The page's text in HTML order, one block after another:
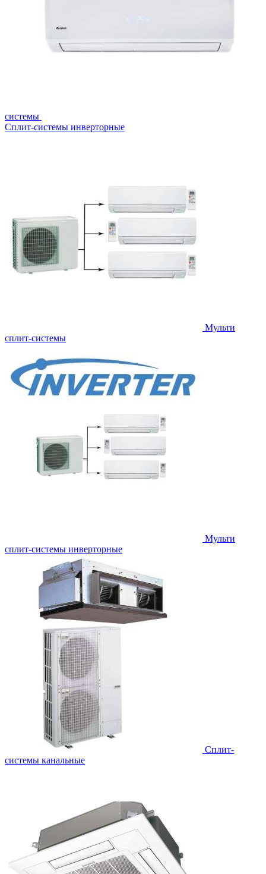
системы
Сплит-системы инверторные
Мульти
сплит-системы
Мульти
сплит-системы инверторные
Сплит-
системы канальные